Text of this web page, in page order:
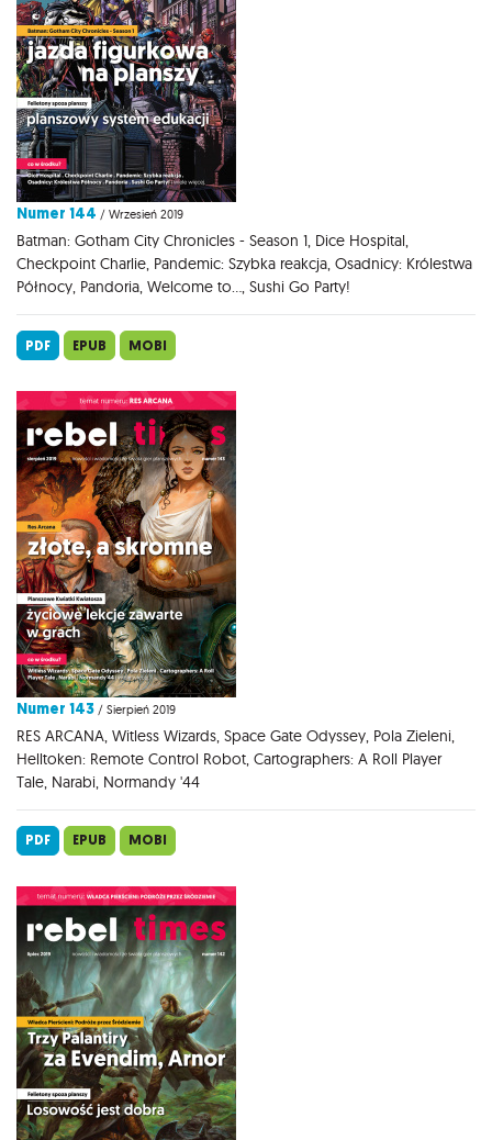
Numer 144 / Wrzesień 2019
Batman: Gotham City Chronicles - Season 1, Dice Hospital,
Checkpoint Charlie, Pandemic: Szybka reakcja, Osadnicy: Królestwa
Północy, Pandoria, Welcome to..., Sushi Go Party!
PDF EPUB MOBI
Numer 143 / Sierpień 2019
RES ARCANA, Witless Wizards, Space Gate Odyssey, Pola Zieleni,
Helltoken: Remote Control Robot, Cartographers: A Roll Player
Tale, Narabi, Normandy '44
PDF EPUB MOBI